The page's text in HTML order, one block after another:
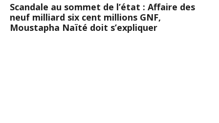
Scandale au sommet de l’état : Affaire des
neuf milliard six cent millions GNF,
Moustapha Naïté doit s’expliquer